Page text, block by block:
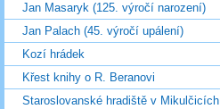
Jan Masaryk (125. výročí narození)
Jan Palach (45. výročí upálení)
Kozí hrádek
Křest knihy o R. Beranovi
Staroslovanské hradiště v Mikulčicích